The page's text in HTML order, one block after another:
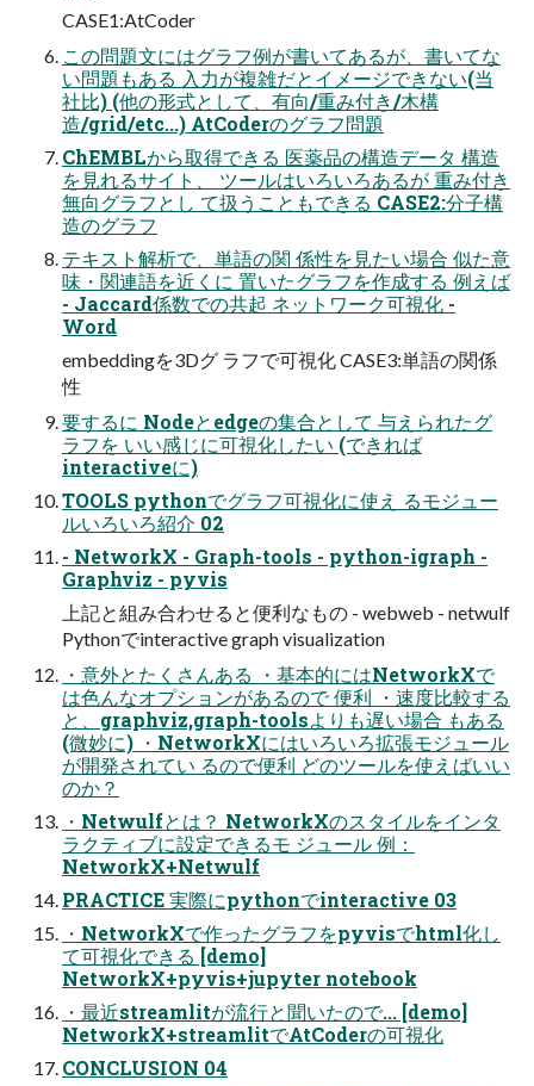
CASE1:AtCoder
この問題文にはグラフ例が書いてあるが、書いてな
い問題もある 入力が複雑だとイメージできない(当
社比) (他の形式として、有向/重み付き/木構
造/grid/etc...) AtCoderのグラフ問題
ChEMBLから取得できる 医薬品の構造データ 構造
を見れるサイト、 ツールはいろいろあるが 重み付き
無向グラフとし て扱うこともできる CASE2:分子構
造のグラフ
テキスト解析で、単語の関 係性を見たい場合 似た意
味・関連語を近くに 置いたグラフを作成する 例えば
- Jaccard係数での共起 ネットワーク可視化 -
Word
embeddingを3Dグ ラフで可視化 CASE3:単語の関係
性
要するに Nodeとedgeの集合として 与えられたグ
ラフを いい感じに可視化したい (できれば
interactiveに)
TOOLS pythonでグラフ可視化に使え るモジュー
ルいろいろ紹介 02
- NetworkX - Graph-tools - python-igraph -
Graphviz - pyvis
上記と組み合わせると便利なもの - webweb - netwulf
Pythonでinteractive graph visualization
・意外とたくさんある ・基本的にはNetworkXで
は色んなオプションがあるので 便利 ・速度比較する
と、graphviz,graph-toolsよりも遅い場合 もある
(微妙に) ・NetworkXにはいろいろ拡張モジュール
が開発されてい るので便利 どのツールを使えばいい
のか？
・Netwulfとは？ NetworkXのスタイルをインタ
ラクティブに設定できるモ ジュール 例：
NetworkX+Netwulf
PRACTICE 実際にpythonでinteractive 03
・NetworkXで作ったグラフをpyvisでhtml化し
て可視化できる [demo]
NetworkX+pyvis+jupyter notebook
・最近streamlitが流行と聞いたので... [demo]
NetworkX+streamlitでAtCoderの可視化
CONCLUSION 04